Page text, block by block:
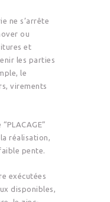
ne s’arrête
ou
et
les parties
le
virements
réalisation,
pente.
exécutées
disponibles,